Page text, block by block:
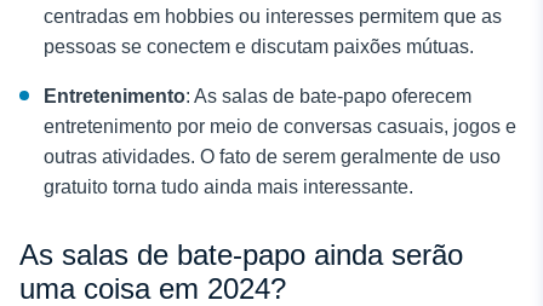
centradas em hobbies ou interesses permitem que as
pessoas se conectem e discutam paixões mútuas.
Entretenimento: As salas de bate-papo oferecem
entretenimento por meio de conversas casuais, jogos e
outras atividades. O fato de serem geralmente de uso
gratuito torna tudo ainda mais interessante.
As salas de bate-papo ainda serão
uma coisa em 2024?